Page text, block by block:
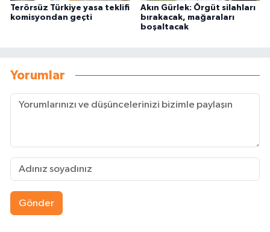
Terörsüz Türkiye yasa teklifi
komisyondan geçti
Akın Gürlek: Örgüt silahları
bırakacak, mağaraları
boşaltacak
Yorumlar
Gönder